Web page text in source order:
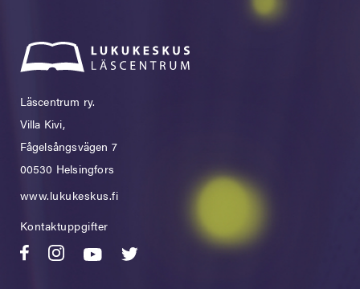
Läscentrum ry.
Villa Kivi,
Fågelsångsvägen 7
00530 Helsingfors
www.lukukeskus.fi
Kontaktuppgifter